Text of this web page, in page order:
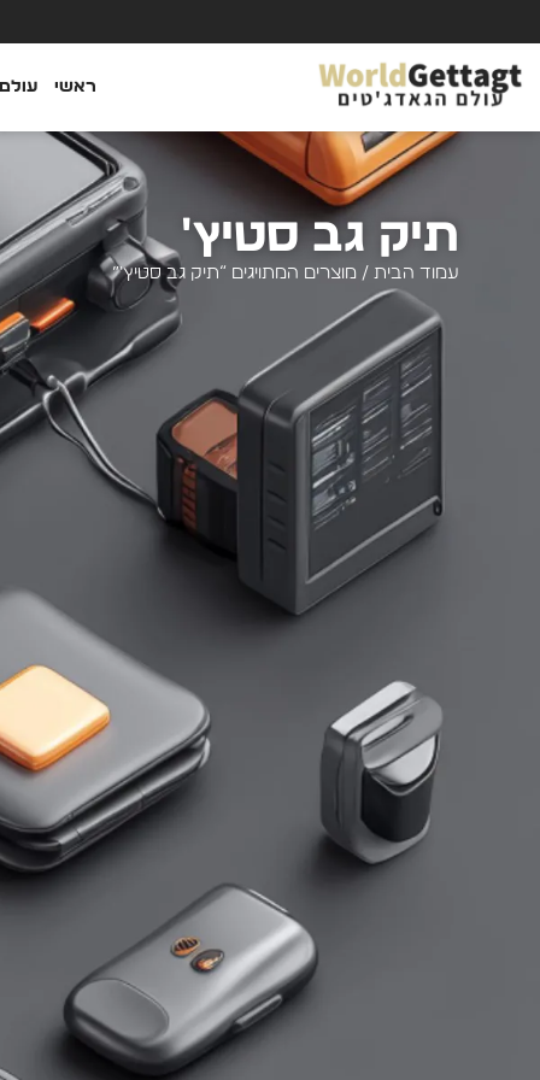
ראשי
תיק גב סטיץ'
עמוד הבית / מוצרים המתויגים “תיק גב סטיץ'”